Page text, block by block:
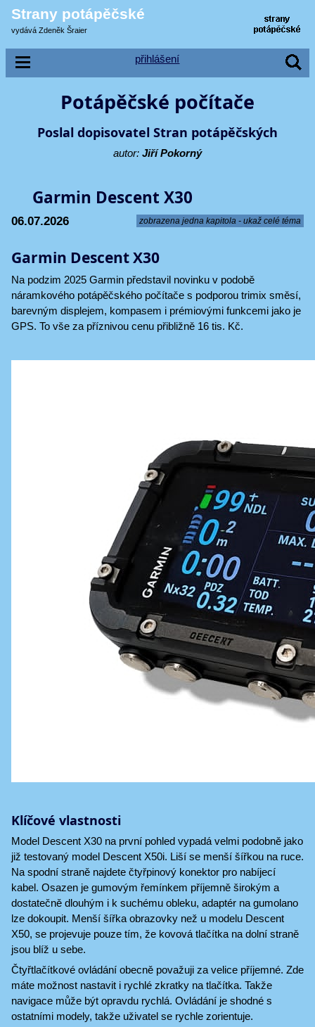
Strany potápěčské
vydává Zdeněk Šraier
přihlášení
Potápěčské počítače
Poslal dopisovatel Stran potápěčských
autor: Jiří Pokorný
Garmin Descent X30
zobrazena jedna kapitola - ukaž celé téma
06.07.2026
Garmin Descent X30
Na podzim 2025 Garmin představil novinku v podobě
náramkového potápěčského počítače s podporou trimix směsí,
barevným displejem, kompasem i prémiovými funkcemi jako je
GPS. To vše za příznivou cenu přibližně 16 tis. Kč.
Klíčové vlastnosti
Model Descent X30 na první pohled vypadá velmi podobně jako
již testovaný model Descent X50i. Liší se menší šířkou na ruce.
Na spodní straně najdete čtyřpinový konektor pro nabíjecí
kabel. Osazen je gumovým řemínkem příjemně širokým a
dostatečně dlouhým i k suchému obleku, adaptér na gumolano
lze dokoupit. Menší šířka obrazovky než u modelu Descent
X50, se projevuje pouze tím, že kovová tlačítka na dolní straně
jsou blíž u sebe.
Čtyřtlačítkové ovládání obecně považuji za velice příjemné. Zde
máte možnost nastavit i rychlé zkratky na tlačítka. Takže
navigace může být opravdu rychlá. Ovládání je shodné s
ostatními modely, takže uživatel se rychle zorientuje.